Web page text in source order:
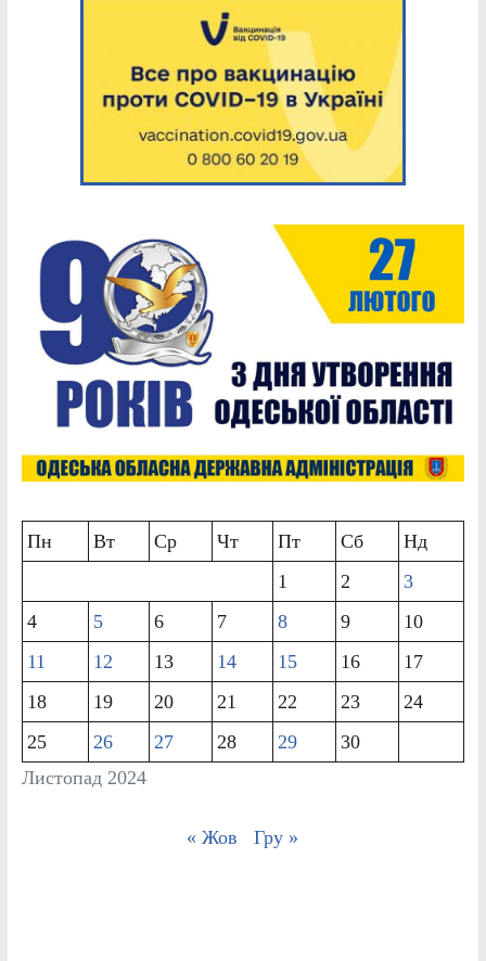
Листопад 2024
Пн Вт Ср Чт Пт Сб
Нд
1
2
3
4
5 6 7 8 9
10
11
12 13 14 15 16
17
18
19 20 21 22 23
24
25
26 27 28 29 30
« Жов Гру »